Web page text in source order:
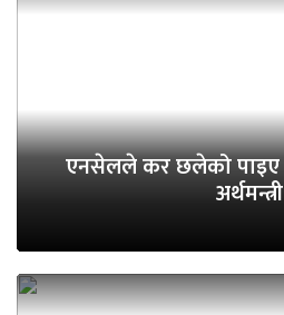
एनसेलले कर छलेको पाइए
अर्थमन्त्री